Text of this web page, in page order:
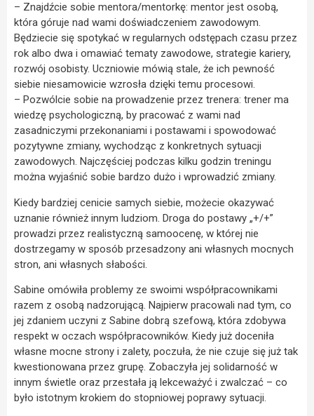
– Znajdźcie sobie mentora/mentorkę: mentor jest osobą,
która góruje nad wami doświadczeniem zawodowym.
Będziecie się spotykać w regularnych odstępach czasu przez
rok albo dwa i omawiać tematy zawodowe, strategie kariery,
rozwój osobisty. Uczniowie mówią stale, że ich pewność
siebie niesamowicie wzrosła dzięki temu procesowi.
– Pozwólcie sobie na prowadzenie przez trenera: trener ma
wiedzę psychologiczną, by pracować z wami nad
zasadniczymi przekonaniami i postawami i spowodować
pozytywne zmiany, wychodząc z konkretnych sytuacji
zawodowych. Najczęściej podczas kilku godzin treningu
można wyjaśnić sobie bardzo dużo i wprowadzić zmiany.
Kiedy bardziej cenicie samych siebie, możecie okazywać
uznanie również innym ludziom. Droga do postawy „+/+”
prowadzi przez realistyczną samoocenę, w której nie
dostrzegamy w sposób przesadzony ani własnych mocnych
stron, ani własnych słabości.
Sabine omówiła problemy ze swoimi współpracownikami
razem z osobą nadzorującą. Najpierw pracowali nad tym, co
jej zdaniem uczyni z Sabine dobrą szefową, która zdobywa
respekt w oczach współpracowników. Kiedy już doceniła
własne mocne strony i zalety, poczuła, że nie czuje się już tak
kwestionowana przez grupę. Zobaczyła jej solidarność w
innym świetle oraz przestała ją lekceważyć i zwalczać – co
było istotnym krokiem do stopniowej poprawy sytuacji.